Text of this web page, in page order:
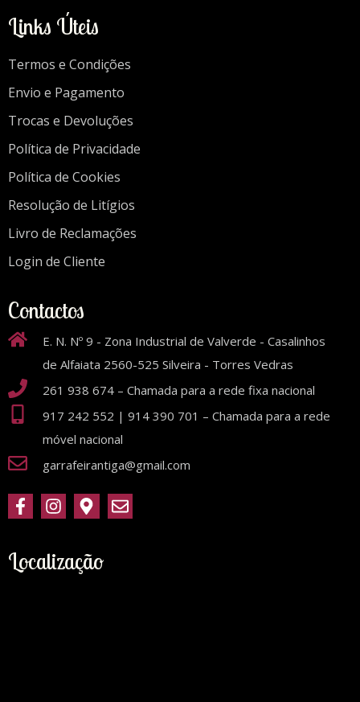
Links Úteis
Termos e Condições
Envio e Pagamento
Trocas e Devoluções
Política de Privacidade
Política de Cookies
Resolução de Litígios
Livro de Reclamações
Login de Cliente
Contactos
E. N. Nº 9 - Zona Industrial de Valverde - Casalinhos
de Alfaiata 2560-525 Silveira - Torres Vedras
261 938 674 – Chamada para a rede fixa nacional
917 242 552 | 914 390 701 – Chamada para a rede
móvel nacional
garrafeirantiga@gmail.com
Localização